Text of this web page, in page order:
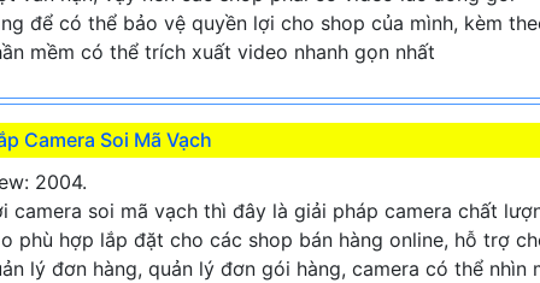
để có thể bảo vệ quyền lợi cho shop của mình, kèm
mềm có thể trích xuất video nhanh gọn nhất
Camera Soi Mã Vạch
2004.
camera soi mã vạch thì đây là giải pháp camera chất
phù hợp lắp đặt cho các shop bán hàng online, hỗ trợ
lý đơn hàng, quản lý đơn gói hàng, camera có thể nhìn